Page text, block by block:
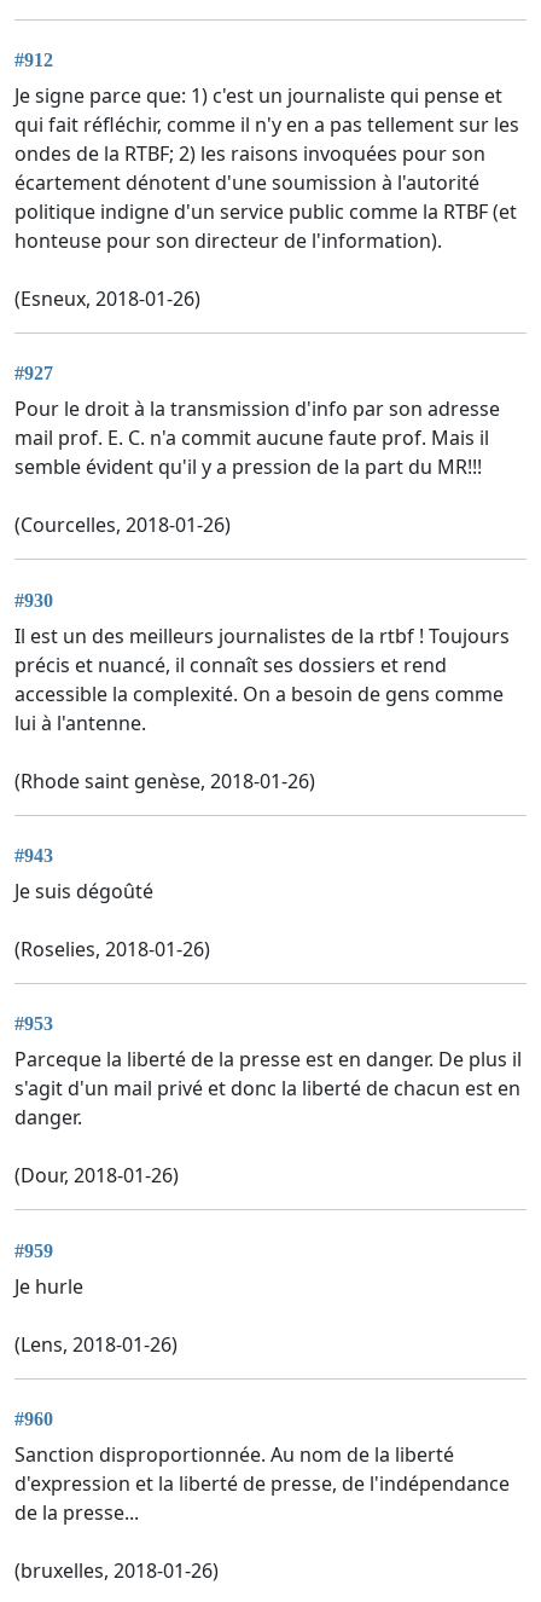
#912
Je signe parce que: 1) c'est un journaliste qui pense et
qui fait réfléchir, comme il n'y en a pas tellement sur les
ondes de la RTBF; 2) les raisons invoquées pour son
écartement dénotent d'une soumission à l'autorité
politique indigne d'un service public comme la RTBF (et
honteuse pour son directeur de l'information).
(Esneux, 2018-01-26)
#927
Pour le droit à la transmission d'info par son adresse
mail prof. E. C. n'a commit aucune faute prof. Mais il
semble évident qu'il y a pression de la part du MR!!!
(Courcelles, 2018-01-26)
#930
Il est un des meilleurs journalistes de la rtbf ! Toujours
précis et nuancé, il connaît ses dossiers et rend
accessible la complexité. On a besoin de gens comme
lui à l'antenne.
(Rhode saint genèse, 2018-01-26)
#943
Je suis dégoûté
(Roselies, 2018-01-26)
#953
Parceque la liberté de la presse est en danger. De plus il
s'agit d'un mail privé et donc la liberté de chacun est en
danger.
(Dour, 2018-01-26)
#959
Je hurle
(Lens, 2018-01-26)
#960
Sanction disproportionnée. Au nom de la liberté
d'expression et la liberté de presse, de l'indépendance
de la presse...
(bruxelles, 2018-01-26)